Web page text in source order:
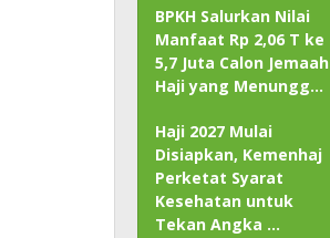
BPKH Salurkan Nilai
Manfaat Rp 2,06 T ke
5,7 Juta Calon Jemaah
Haji yang Menungg…
Haji 2027 Mulai
Disiapkan, Kemenhaj
Perketat Syarat
Kesehatan untuk
Tekan Angka …